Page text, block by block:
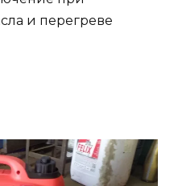
и перегреве